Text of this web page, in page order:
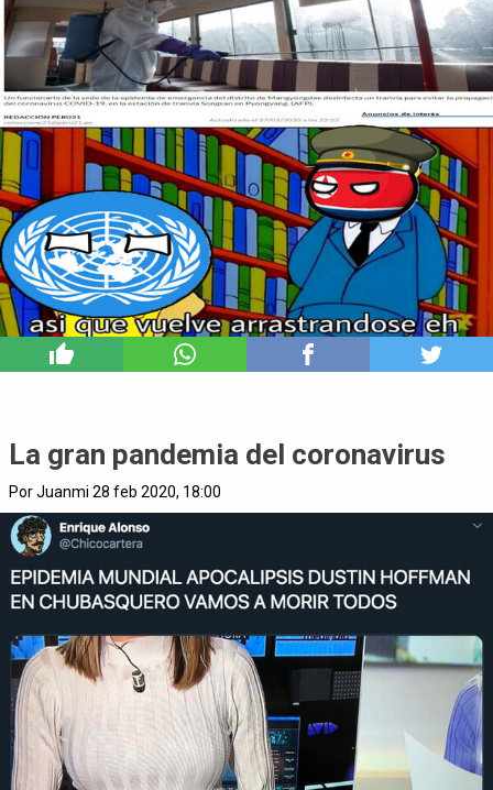
La gran pandemia del coronavirus
Por Juanmi 28 feb 2020, 18:00